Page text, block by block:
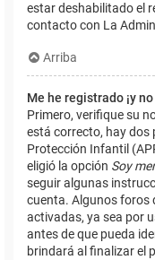
estar deshabilitado el
contacto con La
Arriba
Me he registrado ¡y
Primero, verifique su
está correcto, hay dos
Protección Infantil
eligió la opción Soy
seguir algunas
cuenta. Algunos foros
activadas, ya sea por
antes de que pueda
brindará al finalizar el